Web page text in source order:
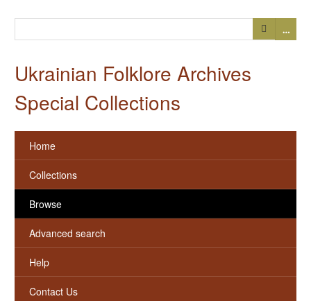
…
Ukrainian Folklore Archives
Special Collections
Home
Collections
Browse
Advanced search
Help
Contact Us